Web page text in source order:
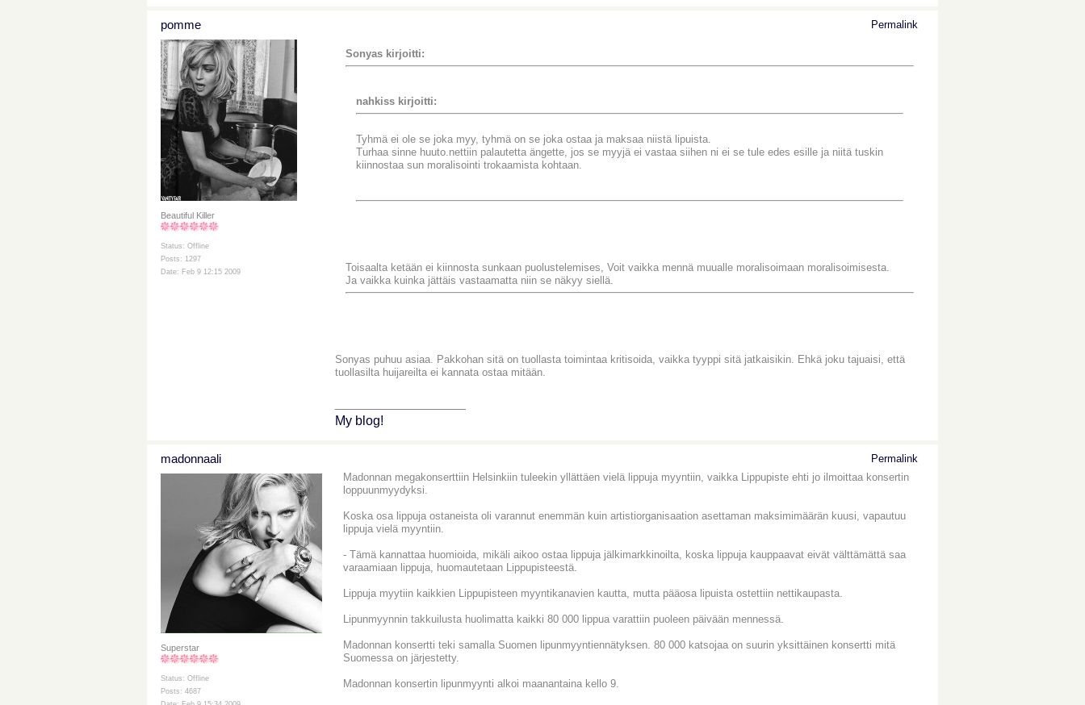
pomme
Beautiful Killer
Status: Offline
Posts: 1297
Date: Feb 9 12:15 2009
Permalink
Sonyas kirjoitti:
nahkiss kirjoitti:
Tyhmä ei ole se joka myy, tyhmä on se joka ostaa ja maksaa niistä lipuista.
Turhaa sinne huuto.nettiin palautetta ängette, jos se myyjä ei vastaa siihen ni ei se tule edes esille ja niitä tuskin
kiinnostaa sun moralisointi trokaamista kohtaan.
Toisaalta ketään ei kiinnosta sunkaan puolustelemises, Voit vaikka mennä muualle moralisoimaan moralisoimisesta.
Ja vaikka kuinka jättäis vastaamatta niin se näkyy siellä.
Sonyas puhuu asiaa. Pakkohan sitä on tuollasta toimintaa kritisoida, vaikka tyyppi sitä jatkaisikin. Ehkä joku tajuaisi, että
tuollasilta huijareilta ei kannata ostaa mitään.
My blog!
madonnaali
Superstar
Status: Offline
Posts: 4687
Permalink
Madonnan megakonserttiin Helsinkiin tuleekin yllättäen vielä lippuja myyntiin, vaikka Lippupiste ehti jo ilmoittaa konsertin
loppuunmyydyksi.
Koska osa lippuja ostaneista oli varannut enemmän kuin artistiorganisaation asettaman maksimimäärän kuusi, vapautuu
lippuja vielä myyntiin.
- Tämä kannattaa huomioida, mikäli aikoo ostaa lippuja jälkimarkkinoilta, koska lippuja kauppaavat eivät välttämättä saa
varaamiaan lippuja, huomautetaan Lippupisteestä.
Lippuja myytiin kaikkien Lippupisteen myyntikanavien kautta, mutta pääosa lipuista ostettiin nettikaupasta.
Lipunmyynnin takkuilusta huolimatta kaikki 80 000 lippua varattiin puoleen päivään mennessä.
Madonnan konsertti teki samalla Suomen lipunmyyntiennätyksen. 80 000 katsojaa on suurin yksittäinen konsertti mitä
Suomessa on järjestetty.
Madonnan konsertin lipunmyynti alkoi maanantaina kello 9.